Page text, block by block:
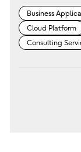
Business
Cloud Platform
Consulting